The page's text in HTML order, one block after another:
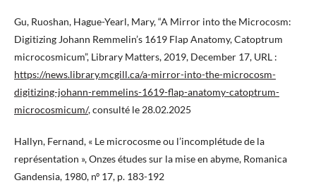
Gu, Ruoshan, Hague-Yearl, Mary, “A Mirror into the Microcosm:
Digitizing Johann Remmelin’s 1619 Flap Anatomy, Catoptrum
microcosmicum”, Library Matters, 2019, December 17, URL :
https://news.library.mcgill.ca/a-mirror-into-the-microcosm-
digitizing-johann-remmelins-1619-flap-anatomy-catoptrum-
microcosmicum/, consulté le 28.02.2025
Hallyn, Fernand, « Le microcosme ou l’incomplétude de la
représentation », Onzes études sur la mise en abyme, Romanica
Gandensia, 1980, nº 17, p. 183-192